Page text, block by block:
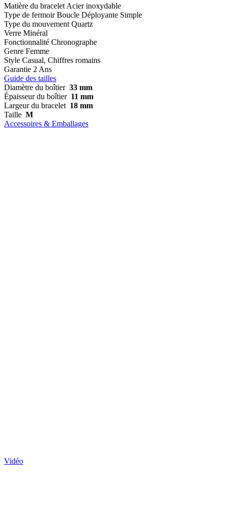
Matière du bracelet Acier inoxydable
Type de fermoir Boucle Déployante Simple
Type du mouvement Quartz
Verre Minéral
Fonctionnalité Chronographe
Genre Femme
Style Casual, Chiffres romains
Garantie 2 Ans
Guide des tailles
Diamètre du boîtier 33 mm
Épaisseur du boîtier 11 mm
Largeur du bracelet 18 mm
Taille M
Accessoires & Emballages
Vidéo